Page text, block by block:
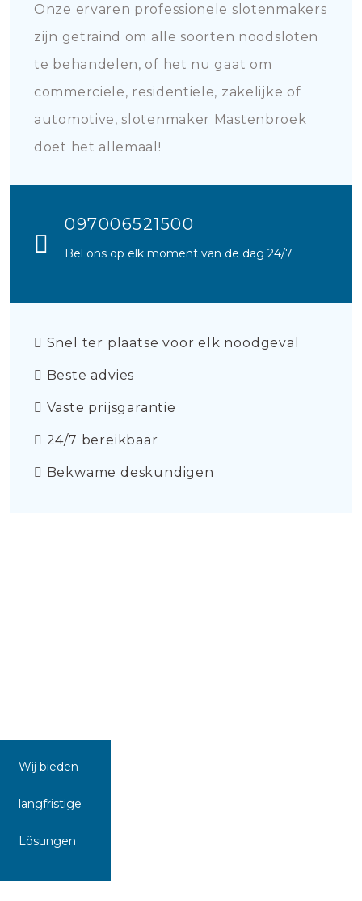
Onze ervaren professionele slotenmakers
zijn getraind om alle soorten noodsloten
te behandelen, of het nu gaat om
commerciële, residentiële, zakelijke of
automotive, slotenmaker Mastenbroek
doet het allemaal!
097006521500
Bel ons op elk moment van de dag 24/7
Snel ter plaatse voor elk noodgeval
Beste advies
Vaste prijsgarantie
24/7 bereikbaar
Bekwame deskundigen
Wij bieden
langfristige
Lösungen